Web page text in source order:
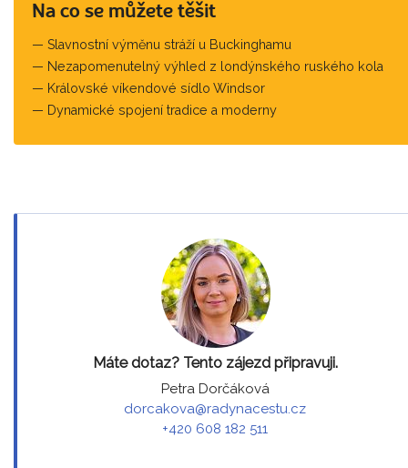
Na co se můžete těšit
Slavnostní výměnu stráží u Buckinghamu
Nezapomenutelný výhled z londýnského ruského kola
Královské víkendové sídlo Windsor
Dynamické spojení tradice a moderny
Máte dotaz? Tento zájezd připravuji.
Petra Dorčáková
dorcakova@radynacestu.cz
+420 608 182 511